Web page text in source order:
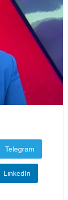
Telegram
LinkedIn